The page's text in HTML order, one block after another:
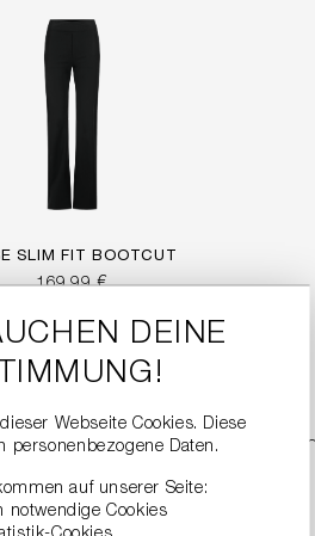
SLIM FIT BOOTCUT
169,99 €
DETAILS
DEINE
Webseite Cookies. Diese
personenbezogene Daten.
auf unserer Seite:
notwendige Cookies